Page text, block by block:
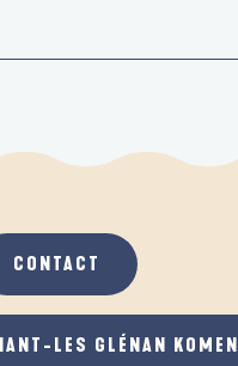
CONTACT
LES GLÉNAN KOMEN